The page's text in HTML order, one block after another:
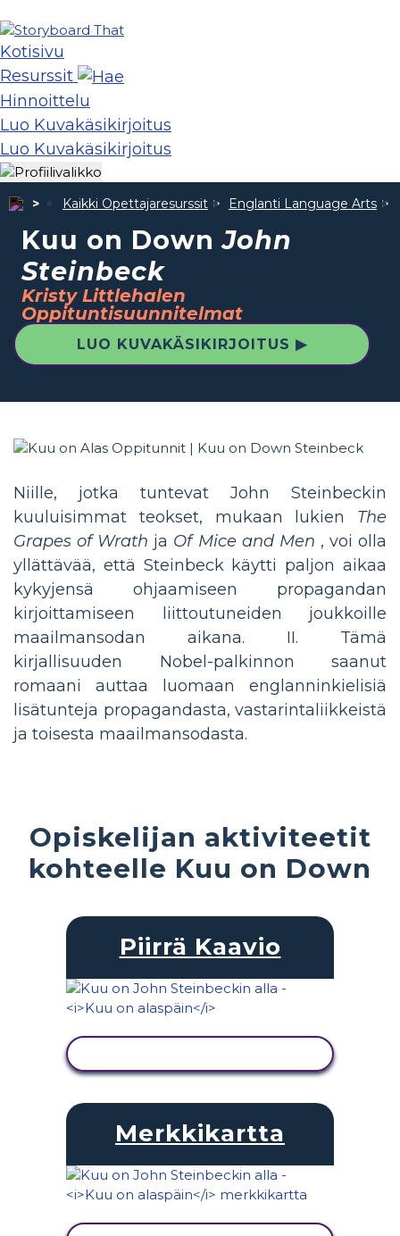
Kotisivu
Resurssit
Hinnoittelu
Luo Kuvakäsikirjoitus
Luo Kuvakäsikirjoitus
Kaikki Opettajaresurssit Englanti Language Arts
Kuu on DownJohn
Steinbeck
Kristy Littlehalen
Oppituntisuunnitelmat
LUO KUVAKÄSIKIRJOITUS ▶
Niille, jotka tuntevat John Steinbeckin
kuuluisimmat teokset, mukaan lukien The
Grapes of Wrath ja Of Mice and Men , voi olla
yllättävää, että Steinbeck käytti paljon aikaa
kykyjensä ohjaamiseen propagandan
kirjoittamiseen liittoutuneiden joukkoille
maailmansodan aikana. II. Tämä
kirjallisuuden Nobel-palkinnon saanut
romaani auttaa luomaan englanninkielisiä
lisätunteja propagandasta, vastarintaliikkeistä
ja toisesta maailmansodasta.
Opiskelijan aktiviteetit
kohteelle Kuu on Down
Piirrä Kaavio
Merkkikartta